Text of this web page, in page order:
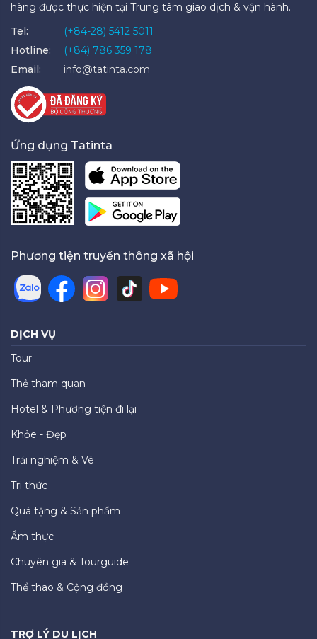
hàng được thực hiện tại Trung tâm giao dịch & vận hành.
Tel:
(+84-28) 5412 5011
Hotline:
(+84) 786 359 178
Email:
info@tatinta.com
Ứng dụng Tatinta
Phương tiện truyền thông xã hội
DỊCH VỤ
Tour
Thẻ tham quan
Hotel & Phương tiện đi lại
Khỏe - Đẹp
Trải nghiệm & Vé
Tri thức
Quà tặng & Sản phẩm
Ẩm thực
Chuyên gia & Tourguide
Thể thao & Cộng đồng
TRỢ LÝ DU LỊCH